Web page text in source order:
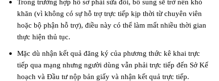
Trong trường hợp hồ sơ phải sửa đổi, bổ sung sẽ trở nên khó
khăn (vì không có sự hỗ trợ trực tiếp kịp thời từ chuyên viên
hoặc bộ phận hỗ trợ), điều này có thể làm mất nhiều thời gian
thực hiện thủ tục.
Mặc dù nhận kết quả đăng ký của phương thức kê khai trực
tiếp qua mạng nhưng người dùng vẫn phải trực tiếp đến Sở Kế
hoạch và Đầu tư nộp bản giấy và nhận kết quả trực tiếp.